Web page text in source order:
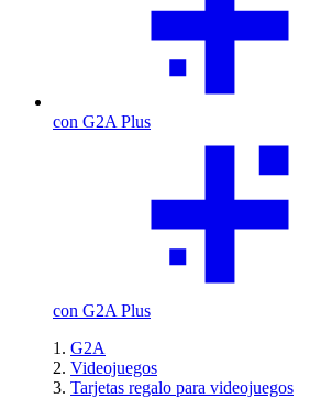
con G2A Plus
con G2A Plus
G2A
Videojuegos
Tarjetas regalo para videojuegos